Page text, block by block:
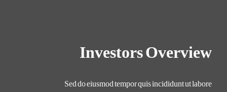
Investors Overview
Sed do eiusmod tempor quis incididunt ut labore